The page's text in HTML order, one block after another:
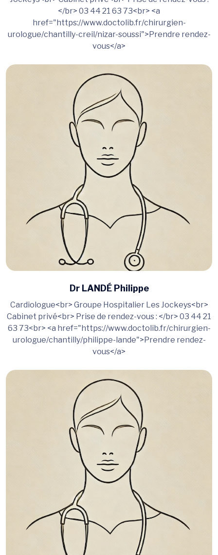
</br> 03 44 21 63 73<br> <a
href="https://www.doctolib.fr/chirurgien-
urologue/chantilly-creil/nizar-soussi">Prendre rendez-
vous</a>
Dr LANDÉ Philippe
Cardiologue<br> Groupe Hospitalier Les Jockeys<br>
Cabinet privé<br> Prise de rendez-vous : </br> 03 44 21
63 73<br> <a href="https://www.doctolib.fr/chirurgien-
urologue/chantilly/philippe-lande">Prendre rendez-
vous</a>